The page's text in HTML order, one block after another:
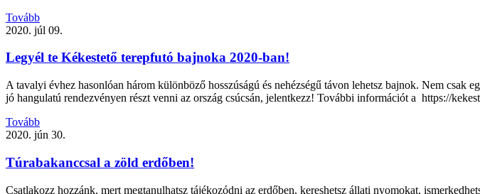
Tovább
2020. júl 09.
Legyél te Kékestető terepfutó bajnoka 2020-ban!
A tavalyi évhez hasonlóan három különböző hosszúságú és nehézségű távon lehetsz bajnok. Nem
jó hangulatú rendezvényen részt venni az ország csúcsán, jelentkezz! További információt a https://
Tovább
2020. jún 30.
Túrabakanccsal a zöld erdőben!
Csatlakozz hozzánk, mert megtanulhatsz tájékozódni az erdőben, kereshetsz állati nyomokat,